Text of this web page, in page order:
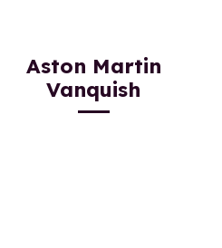
Aston Martin
Vanquish